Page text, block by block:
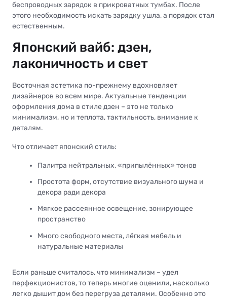
беспроводных зарядок в прикроватных тумбах. После
этого необходимость искать зарядку ушла, а порядок стал
естественным.
Японский вайб: дзен,
лаконичность и свет
Восточная эстетика по-прежнему вдохновляет
дизайнеров во всем мире. Актуальные тенденции
оформления дома в стиле дзен – это не только
минимализм, но и теплота, тактильность, внимание к
деталям.
Что отличает японский стиль:
Палитра нейтральных, «припылённых» тонов
Простота форм, отсутствие визуального шума и
декора ради декора
Мягкое рассеянное освещение, зонирующее
пространство
Много свободного места, лёгкая мебель и
натуральные материалы
Если раньше считалось, что минимализм – удел
перфекционистов, то теперь многие оценили, насколько
легко дышит дом без перегруза деталями. Особенно это